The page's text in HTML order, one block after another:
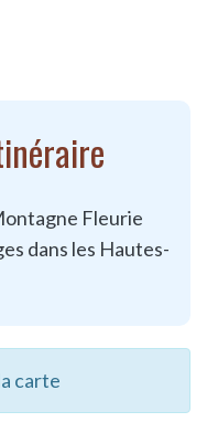
Fleurie
dans les Hautes-
carte